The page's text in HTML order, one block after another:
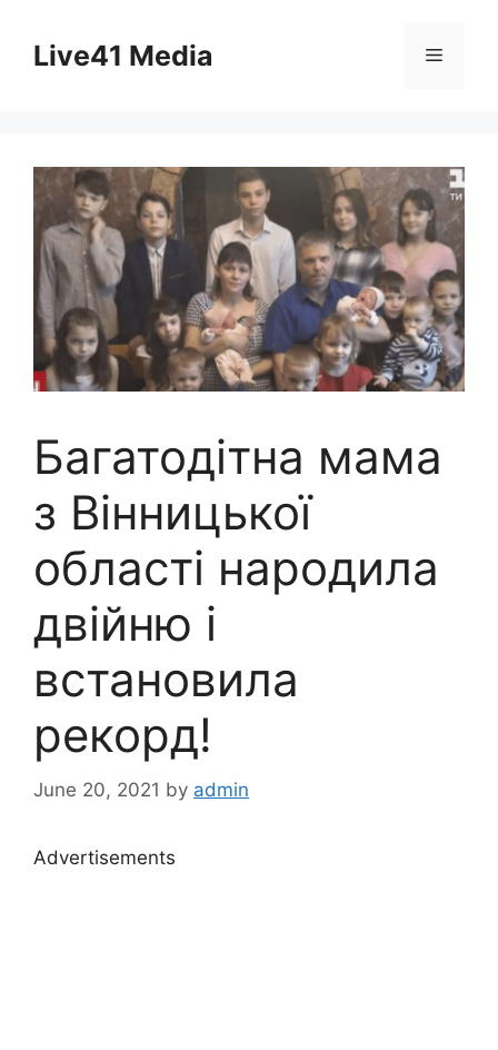
contentLive41 Media Menu
Багатодітна мама
з Вінницької
області народила
двійню і
встановила
рекорд!
June 20, 2021 by admin
Advertisements